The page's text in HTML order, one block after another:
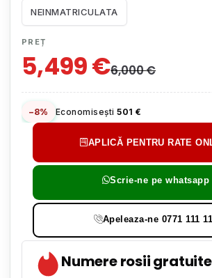
NEINMATRICULATA
PREȚ
6,000€
5,499€
−8% Economisești501 €
APLICĂ PENTRU RATE
Scrie-ne pe whatsapp
Apeleaza-ne 0771 111
Numere rosii gratuite